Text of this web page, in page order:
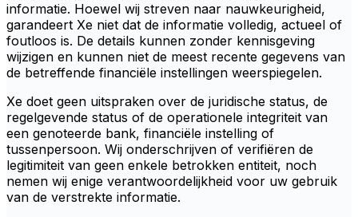
informatie. Hoewel wij streven naar nauwkeurigheid,
garandeert Xe niet dat de informatie volledig, actueel of
foutloos is. De details kunnen zonder kennisgeving
wijzigen en kunnen niet de meest recente gegevens van
de betreffende financiële instellingen weerspiegelen.
Xe doet geen uitspraken over de juridische status, de
regelgevende status of de operationele integriteit van
een genoteerde bank, financiële instelling of
tussenpersoon. Wij onderschrijven of verifiëren de
legitimiteit van geen enkele betrokken entiteit, noch
nemen wij enige verantwoordelijkheid voor uw gebruik
van de verstrekte informatie.